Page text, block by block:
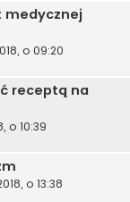
medycznej
o 09:20
receptą na
o 10:39
o 13:38